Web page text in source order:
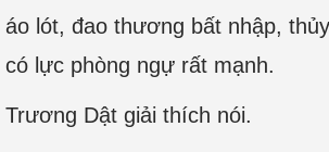
áo lót, đao thương bất nhập,
có lực phòng ngự rất mạnh.
Trương Dật giải thích nói.